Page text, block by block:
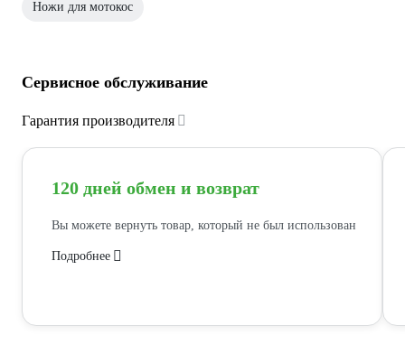
Ножи для мотокос
Сервисное обслуживание
Гарантия производителя
120 дней обмен и возврат
Вы можете вернуть товар, который не был использован
Подробнее